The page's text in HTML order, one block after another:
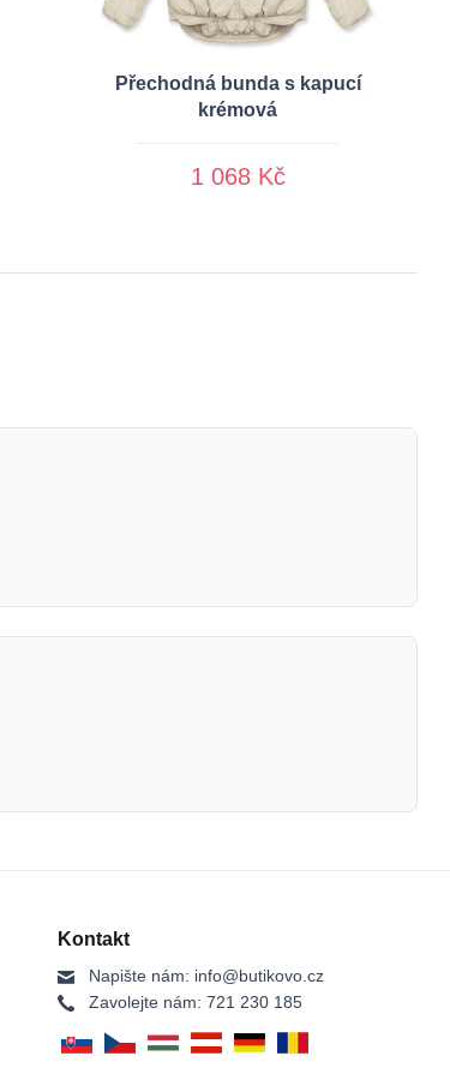
Přechodná bunda s kapucí
krémová
1 068 Kč
Kontakt
Napište nám: info@butikovo.cz
Zavolejte nám: 721 230 185